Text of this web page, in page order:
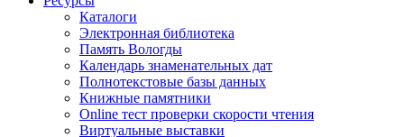
Каталоги
Электронная библиотека
Память Вологды
Календарь знаменательных дат
Полнотекстовые базы данных
Книжные памятники
Online тест проверки скорости чтения
Виртуальные выставки